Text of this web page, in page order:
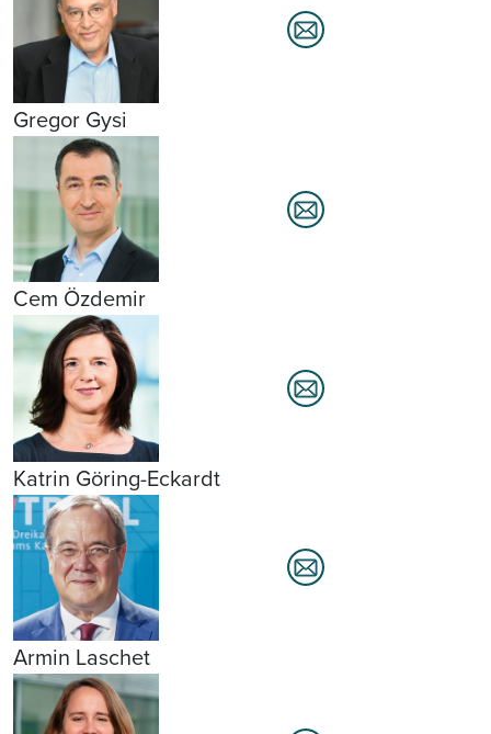
Gregor Gysi
Cem Özdemir
Katrin Göring-Eckardt
Armin Laschet